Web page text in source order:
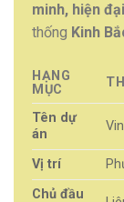
minh, hiện
thống Kinh
HẠNG
MỤC
Tên dự
án
Vị trí
Chủ đầu